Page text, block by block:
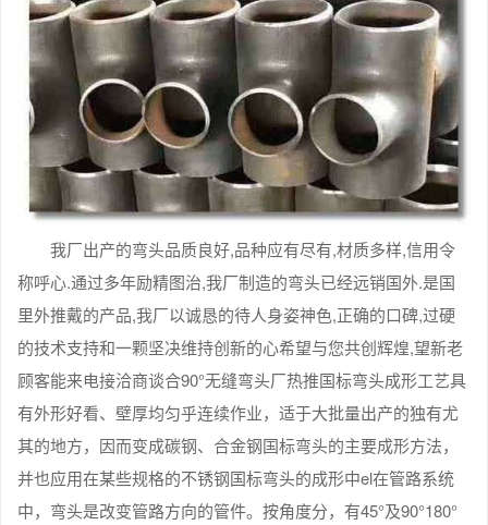
我厂出产的弯头品质良好,品种应有尽有,材质多样,信用令
称呼心.通过多年励精图治,我厂制造的弯头已经远销国外.是国
里外推戴的产品,我厂以诚恳的待人身姿神色,正确的口碑,过硬
的技术支持和一颗坚决维持创新的心希望与您共创辉煌,望新老
顾客能来电接洽商谈合90°无缝弯头厂热推国标弯头成形工艺具
有外形好看、壁厚均匀乎连续作业，适于大批量出产的独有尤
其的地方，因而变成碳钢、合金钢国标弯头的主要成形方法，
并也应用在某些规格的不锈钢国标弯头的成形中el在管路系统
中，弯头是改变管路方向的管件。按角度分，有45°及90°180°